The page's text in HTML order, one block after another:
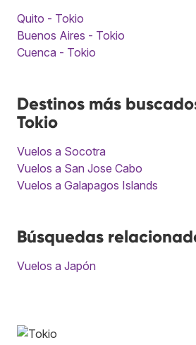
Quito - Tokio
Buenos Aires - Tokio
Cuenca - Tokio
Destinos más
Tokio
Vuelos a Socotra
Vuelos a San Jose Cabo
Vuelos a Galapagos Islands
Búsquedas
Vuelos a Japón